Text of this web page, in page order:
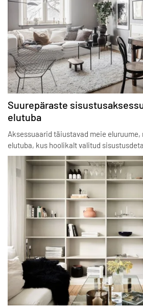
Suurepäraste
elutuba
Aksessuaarid täiustavad meie
elutuba, kus hoolikalt valitud